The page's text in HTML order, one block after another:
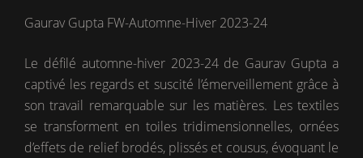
Gaurav Gupta FW-Automne-Hiver 2023-24
Le défilé automne-hiver 2023-24 de Gaurav Gupta a
captivé les regards et suscité l’émerveillement grâce à
son travail remarquable sur les matières. Les textiles
se transforment en toiles tridimensionnelles, ornées
d’effets de relief brodés, plissés et cousus, évoquant le